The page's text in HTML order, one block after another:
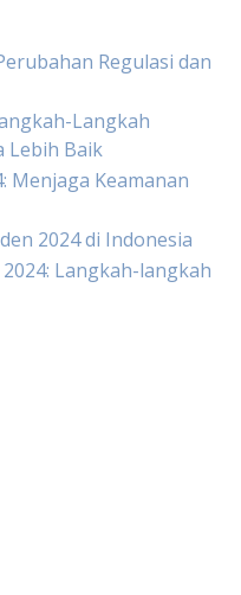
Regulasi dan
Langkah
Lebih Baik
Menjaga Keamanan
2024 di Indonesia
Langkah-langkah